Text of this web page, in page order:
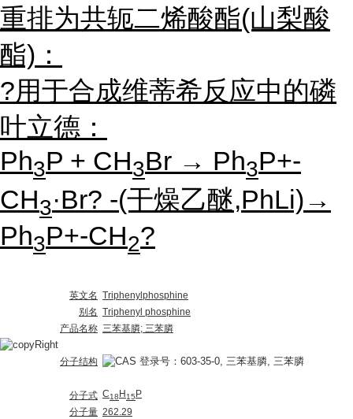
重排为共轭二烯酸酯(山梨酸
酯)：
?用于合成维蒂希反应中的磷
叶立德：
Ph3P + CH3Br → Ph3P+-
CH3·Br? -(干燥乙醚,PhLi)→
Ph3P+-CH2?
英文名 Triphenylphosphine
别名 Triphenyl phosphine
产品名称 三苯基膦; 三苯膦
分子结构
分子式 C18H15P
分子量 262.29